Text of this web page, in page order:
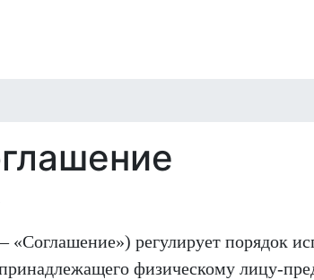
регулирует порядок
физическому лицу-